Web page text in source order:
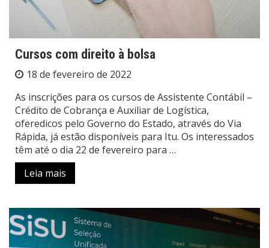
Cursos com direito à bolsa
18 de fevereiro de 2022
As inscrições para os cursos de Assistente Contábil –
Crédito de Cobrança e Auxiliar de Logística,
oferedicos pelo Governo do Estado, através do Via
Rápida, já estão disponíveis para Itu. Os interessados
têm até o dia 22 de fevereiro para …
Leia mais